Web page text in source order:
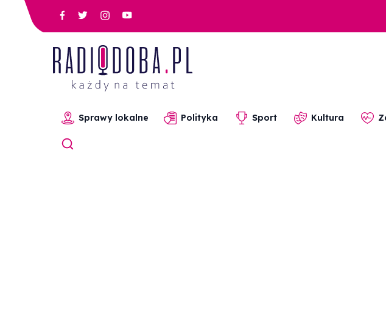
Sprawy lokalne Polityka Sport Kultura